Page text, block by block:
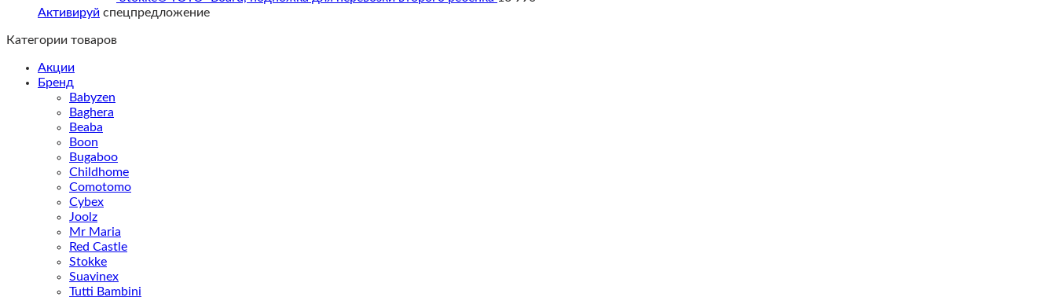
Активируй спецпредложение
Категории товаров
Акции
Бренд
Babyzen
Baghera
Beaba
Boon
Bugaboo
Childhome
Comotomo
Cybex
Joolz
Mr Maria
Red Castle
Stokke
Suavinex
Tutti Bambini